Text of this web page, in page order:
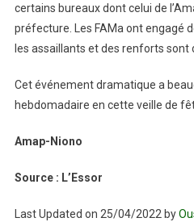
certains bureaux dont celui de
préfecture. Les FAMa ont engagé
les assaillants et des renforts sont
Cet événement dramatique a
hebdomadaire en cette veille de
Amap-Niono
Source : L’Essor
Last Updated on 25/04/2022 by